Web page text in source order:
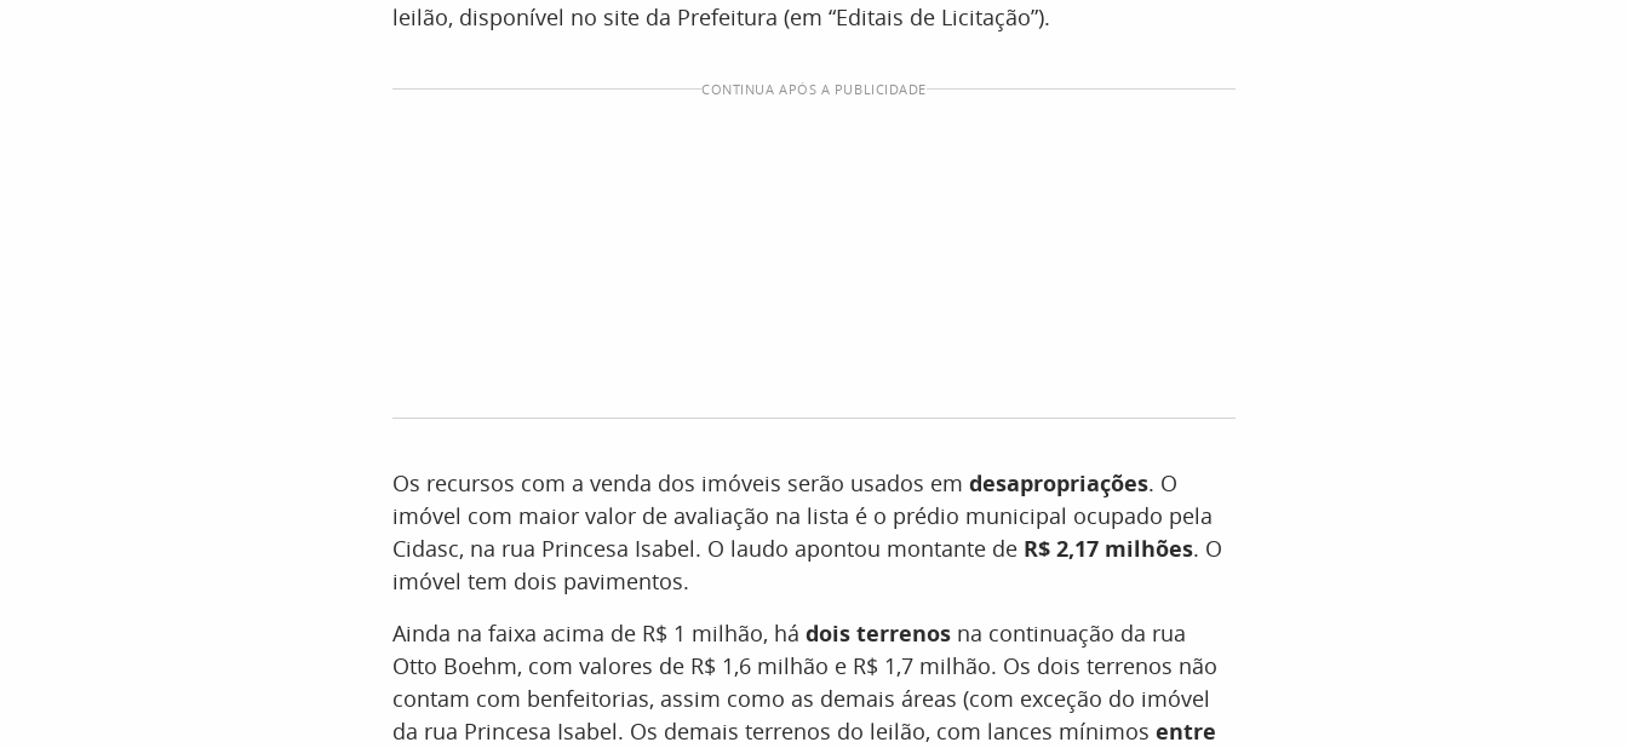
leilão, disponível no site da Prefeitura (em “Editais de Licitação”).
CONTINUA APÓS A PUBLICIDADE
Os recursos com a venda dos imóveis serão usados em desapropriações. O
imóvel com maior valor de avaliação na lista é o prédio municipal ocupado pela
Cidasc, na rua Princesa Isabel. O laudo apontou montante de R$ 2,17 milhões. O
imóvel tem dois pavimentos.
Ainda na faixa acima de R$ 1 milhão, há dois terrenos na continuação da rua
Otto Boehm, com valores de R$ 1,6 milhão e R$ 1,7 milhão. Os dois terrenos não
contam com benfeitorias, assim como as demais áreas (com exceção do imóvel
da rua Princesa Isabel. Os demais terrenos do leilão, com lances mínimos entre